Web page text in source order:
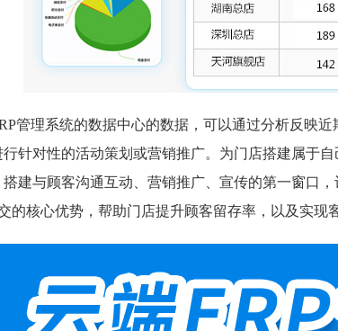
管理系统的数据中心的数据，可以通过分析反映
针对性的活动策划或营销推广。为门店搭建属于
建与顾客沟通互动、营销推广、宣传的第一窗口
的核心优势，帮助门店提升顾客留存率，以及实现